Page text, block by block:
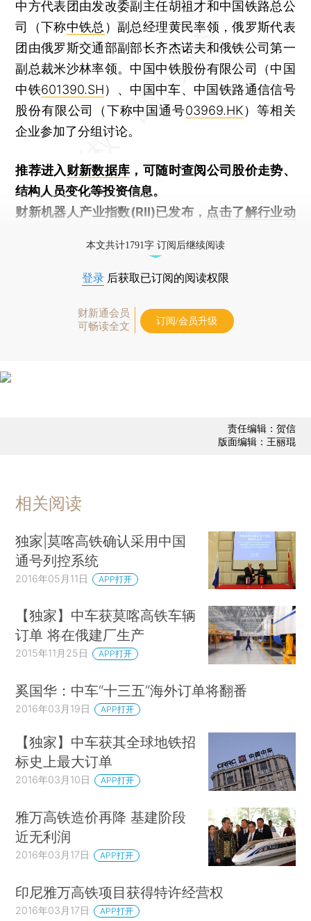
中方代表团由发改委副主任胡祖才和中国铁路总公
司（下称中铁总 ）副总经理黄民率领，俄罗斯代表
团由俄罗斯交通部副部长齐杰诺夫和俄铁公司第一
副总裁米沙林率领。中国中铁股份有限公司（中国
中铁601390.SH）、中国中车、中国铁路通信信号
股份有限公司（下称中国通号03969.HK）等相关
企业参加了分组讨论。
推荐进入财新数据库 ，可随时查阅公司股价走势、
结构人员变化等投资信息。
财新机器人产业指数(RII)已发布， 点击了解行业动
本文共计1791字 订阅后继续阅读
登录 后获取已订阅的阅读权限
财新通会员
可畅读全文
订阅/会员升级
责任编辑：贺信
版面编辑：王丽琨
相关阅读
独家|莫喀高铁确认采用中国
通号列控系统
2016年05月11日 APP打开
【独家】中车获莫喀高铁车辆
订单 将在俄建厂生产
2015年11月25日 APP打开
奚国华：中车“十三五”海外订单将翻番
2016年03月19日 APP打开
【独家】中车获其全球地铁招
标史上最大订单
2016年03月10日 APP打开
雅万高铁造价再降 基建阶段
近无利润
2016年03月17日 APP打开
印尼雅万高铁项目获得特许经营权
2016年03月17日 APP打开